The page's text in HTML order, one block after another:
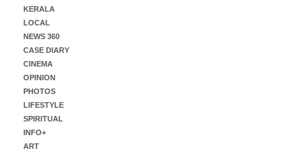
KERALA
LOCAL
NEWS 360
CASE DIARY
CINEMA
OPINION
PHOTOS
LIFESTYLE
SPIRITUAL
INFO+
ART